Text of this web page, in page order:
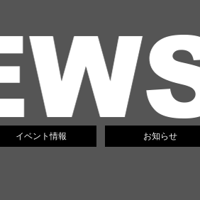
イベント情報 お知らせ